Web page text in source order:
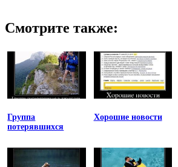
Смотрите также:
Группа
потерявшихся
Хорошие новости